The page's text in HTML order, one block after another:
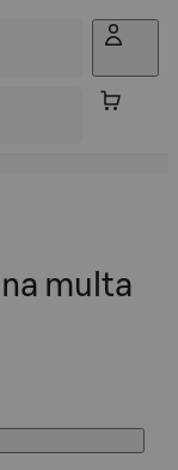
multa